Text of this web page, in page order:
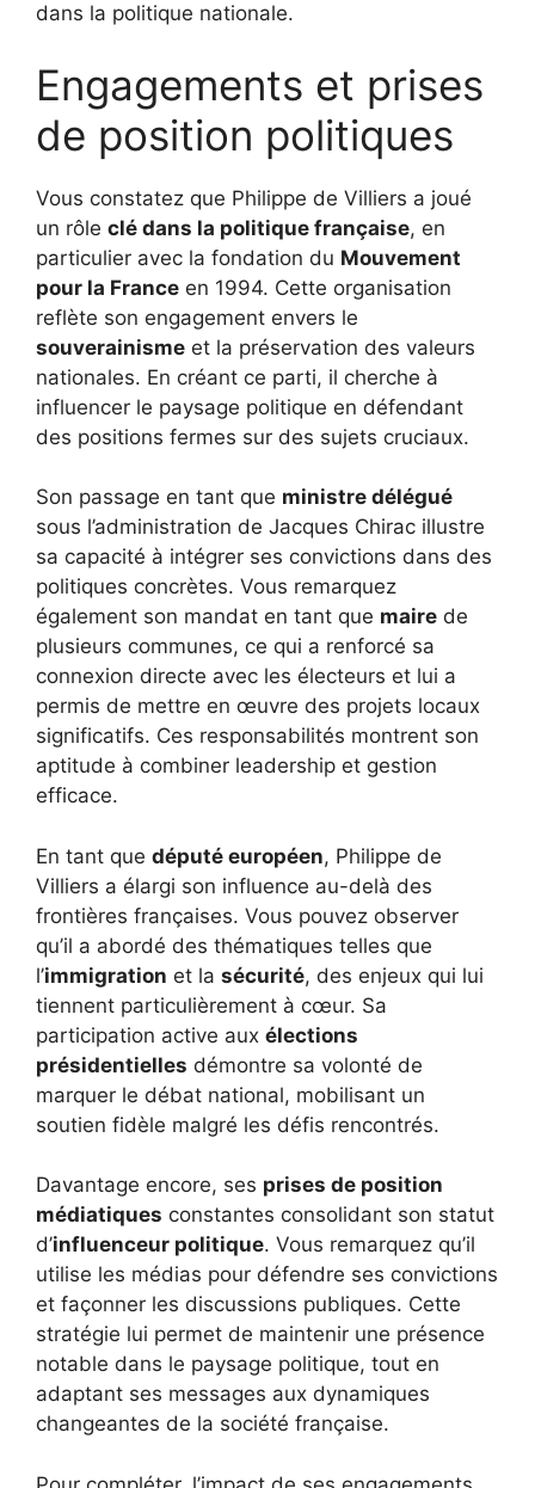
dans la politique nationale.
Engagements et prises
de position politiques
Vous constatez que Philippe de Villiers a joué
un rôle clé dans la politique française, en
particulier avec la fondation du Mouvement
pour la France en 1994. Cette organisation
reflète son engagement envers le
souverainisme et la préservation des valeurs
nationales. En créant ce parti, il cherche à
influencer le paysage politique en défendant
des positions fermes sur des sujets cruciaux.
Son passage en tant que ministre délégué
sous l’administration de Jacques Chirac illustre
sa capacité à intégrer ses convictions dans des
politiques concrètes. Vous remarquez
également son mandat en tant que maire de
plusieurs communes, ce qui a renforcé sa
connexion directe avec les électeurs et lui a
permis de mettre en œuvre des projets locaux
significatifs. Ces responsabilités montrent son
aptitude à combiner leadership et gestion
efficace.
En tant que député européen, Philippe de
Villiers a élargi son influence au-delà des
frontières françaises. Vous pouvez observer
qu’il a abordé des thématiques telles que
l’immigration et la sécurité, des enjeux qui lui
tiennent particulièrement à cœur. Sa
participation active aux élections
présidentielles démontre sa volonté de
marquer le débat national, mobilisant un
soutien fidèle malgré les défis rencontrés.
Davantage encore, ses prises de position
médiatiques constantes consolidant son statut
d’influenceur politique. Vous remarquez qu’il
utilise les médias pour défendre ses convictions
et façonner les discussions publiques. Cette
stratégie lui permet de maintenir une présence
notable dans le paysage politique, tout en
adaptant ses messages aux dynamiques
changeantes de la société française.